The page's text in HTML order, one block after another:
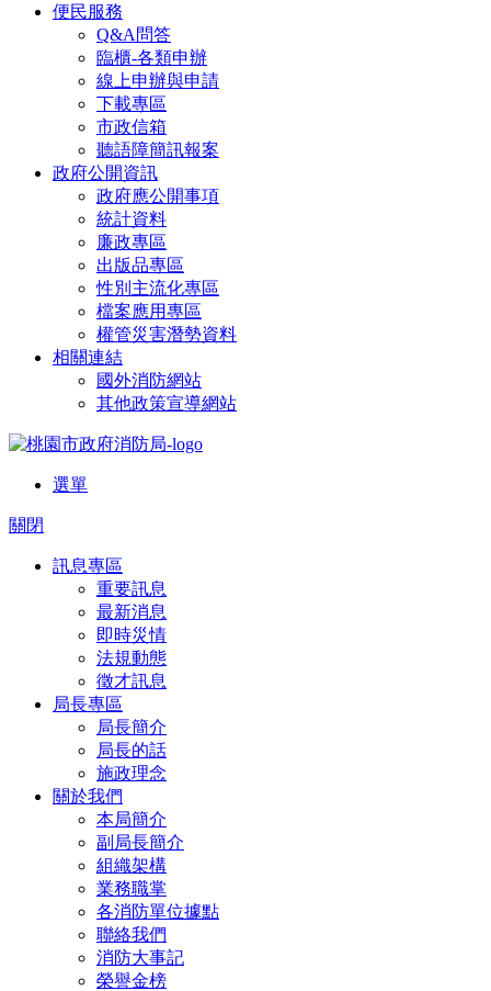
便民服務
Q&A問答
臨櫃-各類申辦
線上申辦與申請
下載專區
市政信箱
聽語障簡訊報案
政府公開資訊
政府應公開事項
統計資料
廉政專區
出版品專區
性別主流化專區
檔案應用專區
權管災害潛勢資料
相關連結
國外消防網站
其他政策宣導網站
選單
關閉
訊息專區
重要訊息
最新消息
即時災情
法規動態
徵才訊息
局長專區
局長簡介
局長的話
施政理念
關於我們
本局簡介
副局長簡介
組織架構
業務職掌
各消防單位據點
聯絡我們
消防大事記
榮譽金榜